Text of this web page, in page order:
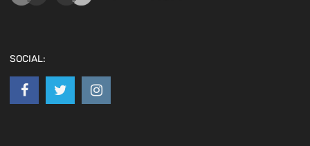
SOCIAL: